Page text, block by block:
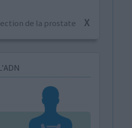
de la prostate X